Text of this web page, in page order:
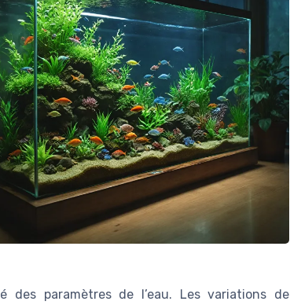
paramètres de l’eau. Les variations de